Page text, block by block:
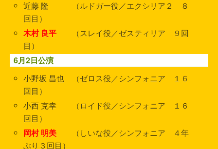
近藤 隆 （ルドガー役／エクシリア２ ８
回目）
木村 良平 （スレイ役／ゼスティリア ９回
目）
6月2日公演
小野坂 昌也 （ゼロス役／シンフォニア １６
回目）
小西 克幸 （ロイド役／シンフォニア １６
回目）
岡村 明美 （しいな役／シンフォニア ４年
ぶり３回目）